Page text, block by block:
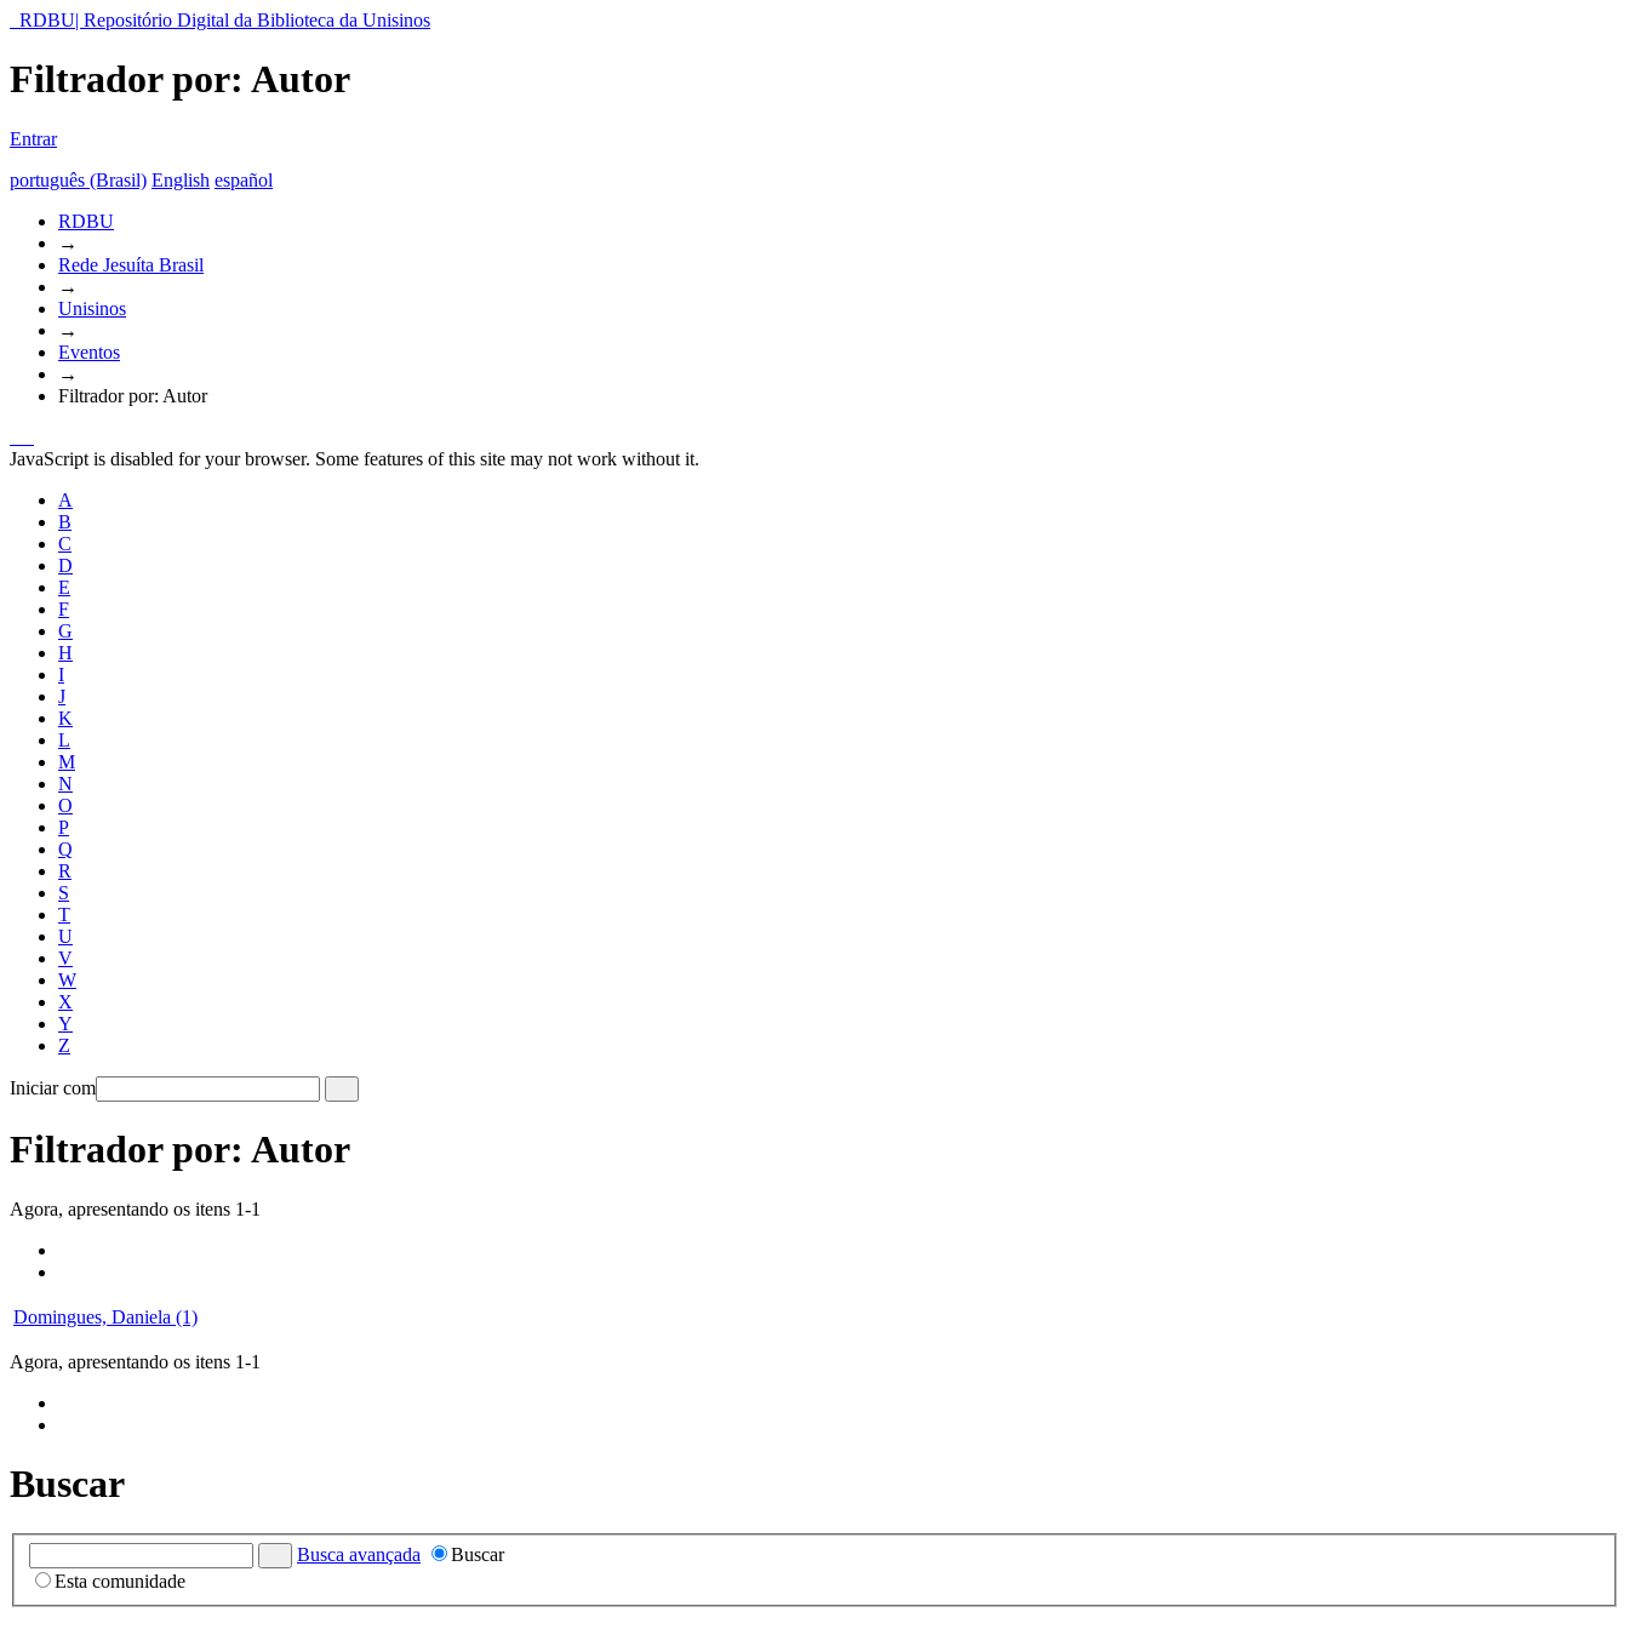
RDBU| Repositório Digital da Biblioteca da Unisinos
Filtrador por: Autor
Entrar
português (Brasil) English español
RDBU
→
Rede Jesuíta Brasil
→
Unisinos
→
Eventos
→
Filtrador por: Autor
JavaScript is disabled for your browser. Some features of this site may not work without it.
A
B
C
D
E
F
G
H
I
J
K
L
M
N
O
P
Q
R
S
T
U
V
W
X
Y
Z
Iniciar com
Filtrador por: Autor
Agora, apresentando os itens 1-1
Domingues, Daniela (1)
Agora, apresentando os itens 1-1
Buscar
Busca avançada
Buscar
Esta comunidade